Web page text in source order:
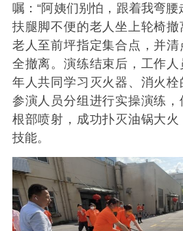
嘱：“阿姨们别怕，跟着我弯腰
扶腿脚不便的老人坐上轮椅
老人至前坪指定集合点，并
全撤离。演练结束后，工作
年人共同学习灭火器、消火栓
参演人员分组进行实操演练
根部喷射，成功扑灭油锅大
技能。